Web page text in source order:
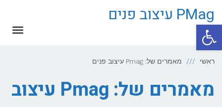
פתח סרגל נגישות
PMag עיצוב פנים
ראשי מאמרים של: Pmag עיצוב פנים
מאמרים של: Pmag עיצוב